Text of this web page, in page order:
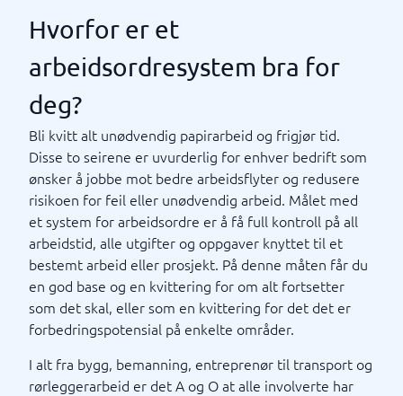
Hvorfor er et
arbeidsordresystem bra for
deg?
Bli kvitt alt unødvendig papirarbeid og frigjør tid.
Disse to seirene er uvurderlig for enhver bedrift som
ønsker å jobbe mot bedre arbeidsflyter og redusere
risikoen for feil eller unødvendig arbeid. Målet med
et system for arbeidsordre er å få full kontroll på all
arbeidstid, alle utgifter og oppgaver knyttet til et
bestemt arbeid eller prosjekt. På denne måten får du
en god base og en kvittering for om alt fortsetter
som det skal, eller som en kvittering for det det er
forbedringspotensial på enkelte områder.
I alt fra bygg, bemanning, entreprenør til transport og
rørleggerarbeid er det A og O at alle involverte har